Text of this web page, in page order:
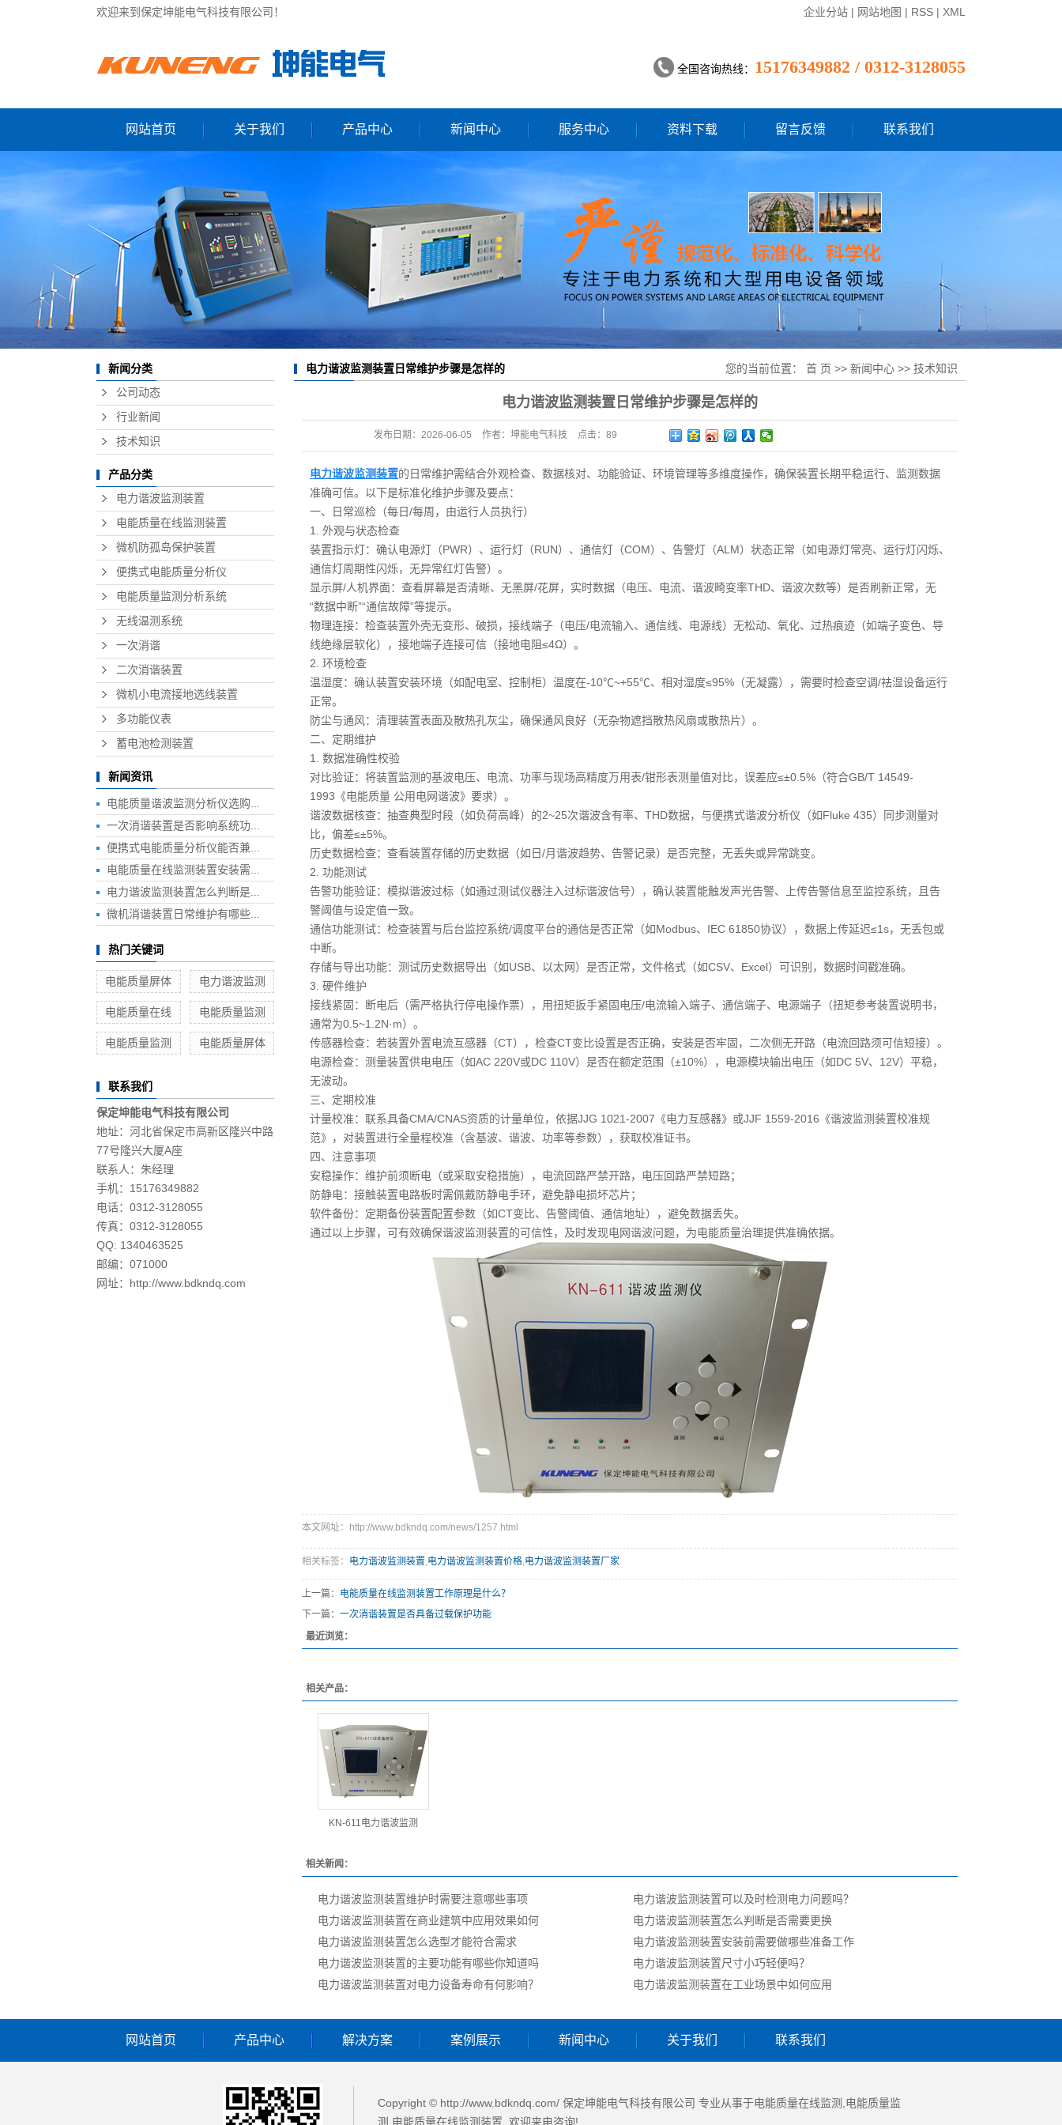
欢迎来到保定坤能电气科技有限公司！ 企业分站 | 网站地图 | RSS | XML
全国咨询热线： 15176349882 / 0312-3128055
网站首页 关于我们
联系我们
产品中心
微机防孤岛保护装置
便携式电能质量分析仪
电能质量监测分析系统
无线温测系统
一次消谐
二次消谐装置
置
多功能仪表
蓄电池检测装置
新闻中心
公司动态
技术知识
服务中心 资料下载 留言反馈 联系我们
新闻分类
公司动态
行业新闻
技术知识
产品分类
电力谐波监测装置
电能质量在线监测装置
微机防孤岛保护装置
便携式电能质量分析仪
电能质量监测分析系统
无线温测系统
一次消谐
二次消谐装置
微机小电流接地选线装置
多功能仪表
蓄电池检测装置
新闻资讯
电能质量谐波监测分析仪选购...
一次消谐装置是否影响系统功...
便携式电能质量分析仪能否兼...
电能质量在线监测装置安装需...
电力谐波监测装置怎么判断是...
微机消谐装置日常维护有哪些...
热门关键词
电能质量屏体 电力谐波监测
电能质量在线 电能质量监测
电能质量监测 电能质量屏体
联系我们
保定坤能电气科技有限公司
地址：河北省保定市高新区隆兴中路
77号隆兴大厦A座
联系人：朱经理
手机：15176349882
电话：0312-3128055
传真：0312-3128055
QQ: 1340463525
邮编：071000
网址：http://www.bdkndq.com
电力谐波监测装置日常维护步骤是怎样的 您的当前位置： 首 页 >> 新闻中心 >> 技术知识
电力谐波监测装置日常维护步骤是怎样的
发布日期： 2026-06-05 作者： 坤能电气科技 点击： 89
电力谐波监测装置的日常维护需结合外观检查、数据核对、功能验证、环境管理等多维度操作，确保装置长期平稳运行、监测数据
准确可信。以下是标准化维护步骤及要点：
一、日常巡检（每日/每周，由运行人员执行）
1. 外观与状态检查
装置指示灯：确认电源灯（PWR）、运行灯（RUN）、通信灯（COM）、告警灯（ALM）状态正常（如电源灯常亮、运行灯闪烁、
通信灯周期性闪烁，无异常红灯告警）。
显示屏/人机界面：查看屏幕是否清晰、无黑屏/花屏，实时数据（电压、电流、谐波畸变率THD、谐波次数等）是否刷新正常，无
“数据中断”“通信故障”等提示。
物理连接：检查装置外壳无变形、破损，接线端子（电压/电流输入、通信线、电源线）无松动、氧化、过热痕迹（如端子变色、导
线绝缘层软化），接地端子连接可信（接地电阻≤4Ω）。
2. 环境检查
温湿度：确认装置安装环境（如配电室、控制柜）温度在-10℃~+55℃、相对湿度≤95%（无凝露），需要时检查空调/祛湿设备运行
正常。
防尘与通风：清理装置表面及散热孔灰尘，确保通风良好（无杂物遮挡散热风扇或散热片）。
二、定期维护
1. 数据准确性校验
对比验证：将装置监测的基波电压、电流、功率与现场高精度万用表/钳形表测量值对比，误差应≤±0.5%（符合GB/T 14549-
1993《电能质量 公用电网谐波》要求）。
谐波数据核查：抽查典型时段（如负荷高峰）的2~25次谐波含有率、THD数据，与便携式谐波分析仪（如Fluke 435）同步测量对
比，偏差≤±5%。
历史数据检查：查看装置存储的历史数据（如日/月谐波趋势、告警记录）是否完整，无丢失或异常跳变。
2. 功能测试
告警功能验证：模拟谐波过标（如通过测试仪器注入过标谐波信号），确认装置能触发声光告警、上传告警信息至监控系统，且告
警阈值与设定值一致。
通信功能测试：检查装置与后台监控系统/调度平台的通信是否正常（如Modbus、IEC 61850协议），数据上传延迟≤1s，无丢包或
中断。
存储与导出功能：测试历史数据导出（如USB、以太网）是否正常，文件格式（如CSV、Excel）可识别，数据时间戳准确。
3. 硬件维护
接线紧固：断电后（需严格执行停电操作票），用扭矩扳手紧固电压/电流输入端子、通信端子、电源端子（扭矩参考装置说明书，
通常为0.5~1.2N·m）。
传感器检查：若装置外置电流互感器（CT），检查CT变比设置是否正确，安装是否牢固，二次侧无开路（电流回路须可信短接）。
电源检查：测量装置供电电压（如AC 220V或DC 110V）是否在额定范围（±10%），电源模块输出电压（如DC 5V、12V）平稳，
无波动。
三、定期校准
计量校准：联系具备CMA/CNAS资质的计量单位，依据JJG 1021-2007《电力互感器》或JJF 1559-2016《谐波监测装置校准规
范》，对装置进行全量程校准（含基波、谐波、功率等参数），获取校准证书。
四、注意事项
安稳操作：维护前须断电（或采取安稳措施），电流回路严禁开路，电压回路严禁短路；
防静电：接触装置电路板时需佩戴防静电手环，避免静电损坏芯片；
软件备份：定期备份装置配置参数（如CT变比、告警阈值、通信地址），避免数据丢失。
通过以上步骤，可有效确保谐波监测装置的可信性，及时发现电网谐波问题，为电能质量治理提供准确依据。
本文网址：http://www.bdkndq.com/news/1257.html
相关标签： 电力谐波监测装置,电力谐波监测装置价格,电力谐波监测装置厂家
上一篇： 电能质量在线监测装置工作原理是什么？
下一篇： 一次消谐装置是否具备过载保护功能
最近浏览：
相关产品：
KN-611电力谐波监测
相关新闻：
电力谐波监测装置维护时需要注意哪些事项
电力谐波监测装置可以及时检测电力问题吗？
电力谐波监测装置在商业建筑中应用效果如何
电力谐波监测装置怎么判断是否需要更换
电力谐波监测装置怎么选型才能符合需求
电力谐波监测装置安装前需要做哪些准备工作
电力谐波监测装置的主要功能有哪些你知道吗
电力谐波监测装置尺寸小巧轻便吗？
电力谐波监测装置对电力设备寿命有何影响？
电力谐波监测装置在工业场景中如何应用
网站首页 产品中心 解决方案 案例展示 新闻中心 关于我们 联系我们
Copyright © http://www.bdkndq.com/ 保定坤能电气科技有限公司 专业从事于电能质量在线监测 电能质量监
测 电能质量在线监测装置 , 欢迎来电咨询!